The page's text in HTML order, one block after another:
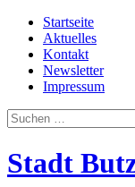
Startseite
Aktuelles
Kontakt
Newsletter
Impressum
Suchen
nach:
Stadt